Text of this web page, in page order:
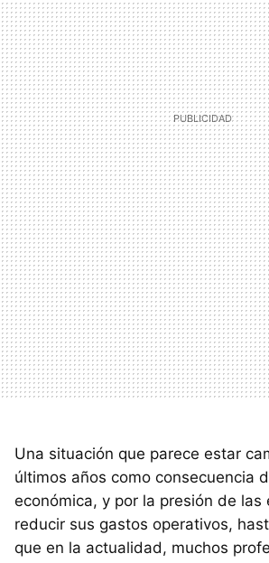
Una situación que parece estar
últimos años como consecuencia
económica, y por la presión de las
reducir sus gastos operativos,
que en la actualidad, muchos